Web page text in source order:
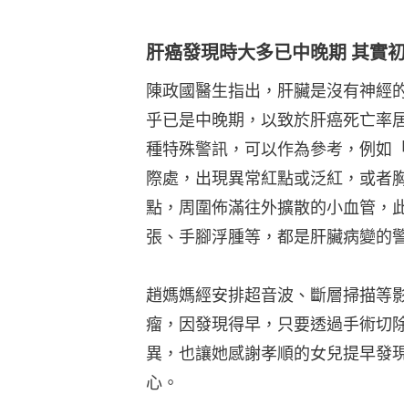
趙媽媽經安排超音波、斷層掃描等
瘤，因發現得早，只要透過手術切
異，也讓她感謝孝順的女兒提早發
心。
相關文章：【肝癌症狀】肚腫面黃
食！ 👇👇👇